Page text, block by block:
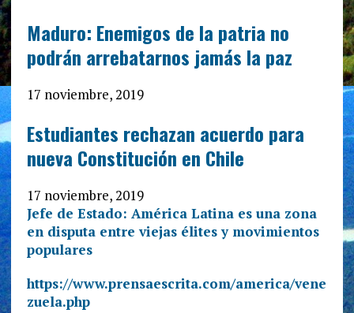
Maduro: Enemigos de la patria no
podrán arrebatarnos jamás la paz
17 noviembre, 2019
Estudiantes rechazan acuerdo para
nueva Constitución en Chile
17 noviembre, 2019
Jefe de Estado: América Latina es una zona
en disputa entre viejas élites y movimientos
populares
https://www.prensaescrita.com/america/vene
zuela.php